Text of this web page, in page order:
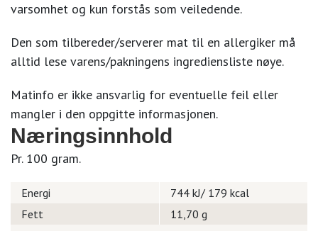
varsomhet og kun forstås som veiledende.
Den som tilbereder/serverer mat til en allergiker må
alltid lese varens/pakningens ingrediensliste nøye.
Matinfo er ikke ansvarlig for eventuelle feil eller
mangler i den oppgitte informasjonen.
Næringsinnhold
Pr. 100 gram.
Energi
744 kJ/ 179 kcal
Fett
11,70 g